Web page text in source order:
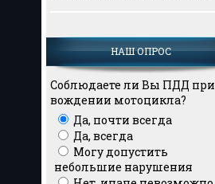
НАШ ОПРОС
Соблюдаете ли Вы ПДД при
вождении мотоцикла?
Да, почти всегда
Да, всегда
Могу допустить
небольшие нарушения